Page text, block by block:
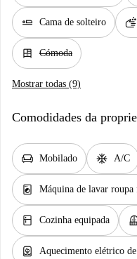
airline_seat_flat Cama de solteiro soap
dresser Cómoda
Mostrar todas (9)
Comodidades da
chair Mobilado ac_unit A/C
local_laundry_service Máquina de lavar roupa
kitchen Cozinha equipada
water_heater Aquecimento elétrico